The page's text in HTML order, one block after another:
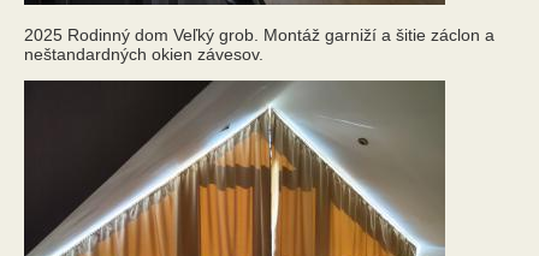
2025 Rodinný dom Veľký grob. Montáž garniží a šitie záclon a
neštandardných okien závesov.